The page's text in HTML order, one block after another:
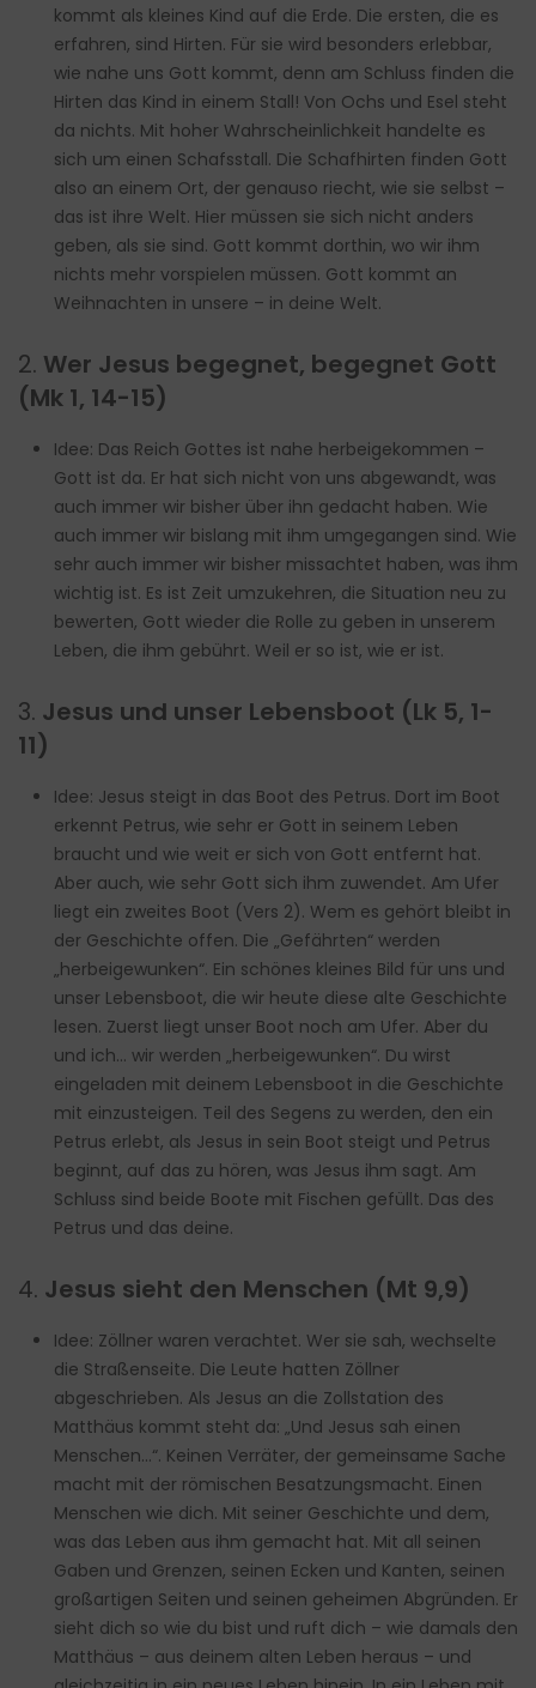
kommt als kleines Kind auf die Erde. Die ersten, die es
erfahren, sind Hirten. Für sie wird besonders erlebbar,
wie nahe uns Gott kommt, denn am Schluss finden die
Hirten das Kind in einem Stall! Von Ochs und Esel steht
da nichts. Mit hoher Wahrscheinlichkeit handelte es
sich um einen Schafsstall. Die Schafhirten finden Gott
also an einem Ort, der genauso riecht, wie sie selbst –
das ist ihre Welt. Hier müssen sie sich nicht anders
geben, als sie sind. Gott kommt dorthin, wo wir ihm
nichts mehr vorspielen müssen. Gott kommt an
Weihnachten in unsere – in deine Welt.
2. Wer Jesus begegnet, begegnet Gott
(Mk 1, 14-15)
Idee: Das Reich Gottes ist nahe herbeigekommen –
Gott ist da. Er hat sich nicht von uns abgewandt, was
auch immer wir bisher über ihn gedacht haben. Wie
auch immer wir bislang mit ihm umgegangen sind. Wie
sehr auch immer wir bisher missachtet haben, was ihm
wichtig ist. Es ist Zeit umzukehren, die Situation neu zu
bewerten, Gott wieder die Rolle zu geben in unserem
Leben, die ihm gebührt. Weil er so ist, wie er ist.
3. Jesus und unser Lebensboot (Lk 5, 1-
11)
Idee: Jesus steigt in das Boot des Petrus. Dort im Boot
erkennt Petrus, wie sehr er Gott in seinem Leben
braucht und wie weit er sich von Gott entfernt hat.
Aber auch, wie sehr Gott sich ihm zuwendet. Am Ufer
liegt ein zweites Boot (Vers 2). Wem es gehört bleibt in
der Geschichte offen. Die „Gefährten“ werden
„herbeigewunken“. Ein schönes kleines Bild für uns und
unser Lebensboot, die wir heute diese alte Geschichte
lesen. Zuerst liegt unser Boot noch am Ufer. Aber du
und ich… wir werden „herbeigewunken“. Du wirst
eingeladen mit deinem Lebensboot in die Geschichte
mit einzusteigen. Teil des Segens zu werden, den ein
Petrus erlebt, als Jesus in sein Boot steigt und Petrus
beginnt, auf das zu hören, was Jesus ihm sagt. Am
Schluss sind beide Boote mit Fischen gefüllt. Das des
Petrus und das deine.
4. Jesus sieht den Menschen (Mt 9,9)
Idee: Zöllner waren verachtet. Wer sie sah, wechselte
die Straßenseite. Die Leute hatten Zöllner
abgeschrieben. Als Jesus an die Zollstation des
Matthäus kommt steht da: „Und Jesus sah einen
Menschen…“. Keinen Verräter, der gemeinsame Sache
macht mit der römischen Besatzungsmacht. Einen
Menschen wie dich. Mit seiner Geschichte und dem,
was das Leben aus ihm gemacht hat. Mit all seinen
Gaben und Grenzen, seinen Ecken und Kanten, seinen
großartigen Seiten und seinen geheimen Abgründen. Er
sieht dich so wie du bist und ruft dich – wie damals den
Matthäus – aus deinem alten Leben heraus – und